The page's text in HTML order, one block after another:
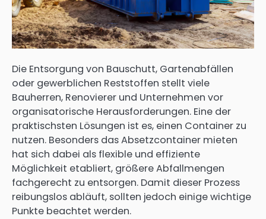
Die Entsorgung von Bauschutt, Gartenabfällen
oder gewerblichen Reststoffen stellt viele
Bauherren, Renovierer und Unternehmen vor
organisatorische Herausforderungen. Eine der
praktischsten Lösungen ist es, einen Container zu
nutzen. Besonders das Absetzcontainer mieten
hat sich dabei als flexible und effiziente
Möglichkeit etabliert, größere Abfallmengen
fachgerecht zu entsorgen. Damit dieser Prozess
reibungslos abläuft, sollten jedoch einige wichtige
Punkte beachtet werden.